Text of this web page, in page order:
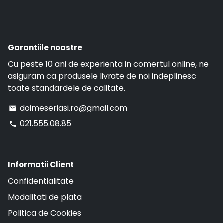
Garantiile noastre
Cu peste 10 ani de experienta in comertul online, ne
asiguram ca produsele livrate de noi indeplinesc
toate standardele de calitate.
email doimeseriasi.ro@gmail.com
phone 021.555.08.85
Informatii Client
Confidentialitate
Modalitati de plata
Politica de Cookies